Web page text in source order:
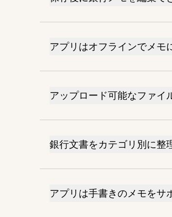
アプリはオフラインでメモ
アップロード可能なファイ
銀行文書をカテゴリ別に整
アプリは手書きのメモをサ